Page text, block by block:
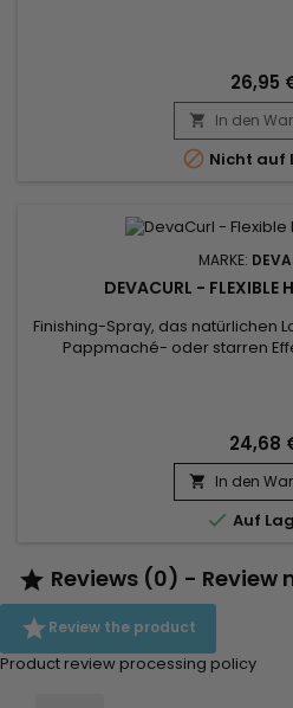
tiefenwirksam Feuchtigkeit,
Geschmeidigkeit26,95
 In den
 Nicht auf
MARKE:
DEVACURL - FLEXIBLE
Finishing-Spray, das natürlichen
Pappmaché- oder starren
zu verleihen. &nbsp;DevaCurl
sich...
24,68
 In den
 Auf
 Reviews (0) - Review
Review the product
Product review processing policy